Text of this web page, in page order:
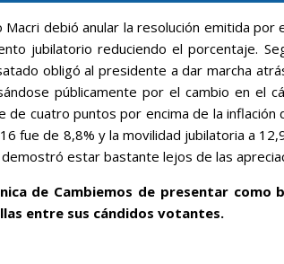
debió anular la resolución emitida por
jubilatorio reduciendo el porcentaje.
obligó al presidente a dar marcha
públicamente por el cambio en el
de cuatro puntos por encima de la
fue de 8,8% y la movilidad jubilatoria a
estar bastante lejos de las
de Cambiemos de presentar
entre sus cándidos votantes.